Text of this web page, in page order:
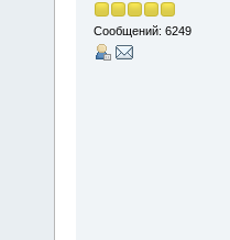
Сообщений: 6249